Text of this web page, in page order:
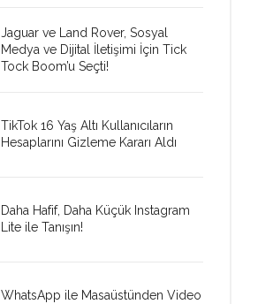
Jaguar ve Land Rover, Sosyal
Medya ve Dijital İletişimi İçin Tick
Tock Boom’u Seçti!
TikTok 16 Yaş Altı Kullanıcıların
Hesaplarını Gizleme Kararı Aldı
Daha Hafif, Daha Küçük Instagram
Lite ile Tanışın!
WhatsApp ile Masaüstünden Video